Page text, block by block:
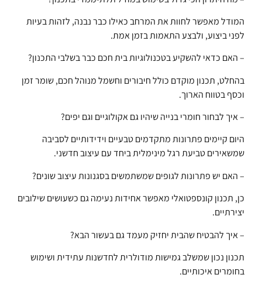
המודל מאפשר לחוות את המרחב כאילו כבר נבנה, לזהות בעיות
לפני ביצוע, ולבצע התאמות בזמן אמת.
– האם כדאי להשקיע בטכנולוגיות בית חכם כבר בשלבי התכנון?
בהחלט, תכנון מוקדם כולל חיבורים וחשמל מנוהל חכם, שומר זמן
וכסף בטווח הארוך.
– איך לבחור חומרי בנייה שיהיו גם אקולוגיים וגם יפים?
היום קיימים פתרונות מתקדמים טבעיים וידידותיים לסביבה
שמשאירים טביעת רגל מינימלית ביחד עם עיצוב חדשני.
– האם יש פתרונות לגופים שמשתמשים בסגנונות עיצוב שונים?
כן, תכנון קונספטואלי מאפשר אחידות נעימה גם כשעושים שילובים
יצירתיים.
– איך להבטיח שהבית יחזיק מעמד גם בעשור הבא?
תכנון נכון שמשלב גמישות מודולרית לחדשנות עתידית ושימוש
בחומרים איכותיים.